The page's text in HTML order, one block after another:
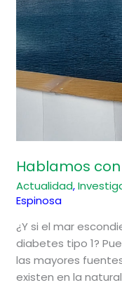
Hablamos
Actualidad,
Espinosa
¿Y si el mar
diabetes tipo 1?
las mayores
existen en la